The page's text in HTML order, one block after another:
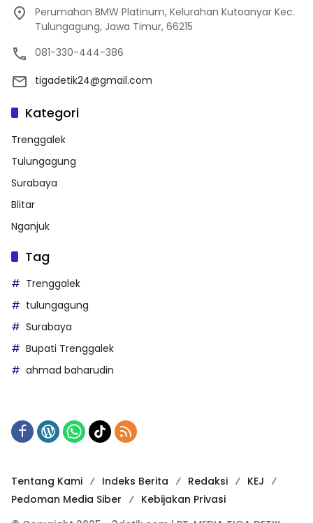
Perumahan BMW Platinum, Kelurahan Kutoanyar Kec.
Tulungagung, Jawa Timur, 66215
081-330-444-386
tigadetik24@gmail.com
Kategori
Trenggalek
Tulungagung
Surabaya
Blitar
Nganjuk
Tag
Trenggalek
tulungagung
Surabaya
Bupati Trenggalek
ahmad baharudin
Tentang Kami Indeks Berita Redaksi
KEJ
Pedoman Media Siber
Kebijakan Privasi